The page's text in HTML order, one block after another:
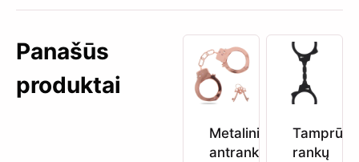
Panašūs
produktai
Metalinių
antrankių
Tamprūs
rankų